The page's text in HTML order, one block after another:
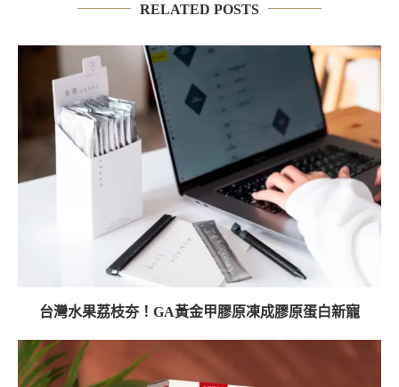
RELATED POSTS
台灣水果荔枝夯！GA黃金甲膠原凍成膠原蛋白新寵